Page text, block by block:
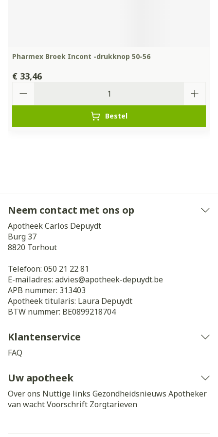
Pharmex Broek Incont -drukknop 50-56
€ 33,46
Bestel
Neem contact met ons op
Apotheek Carlos Depuydt
Burg 37
8820 Torhout
Telefoon: 050 21 22 81
E-mailadres: advies@apotheek-depuydt.be
APB nummer: 313403
Apotheek titularis: Laura Depuydt
BTW nummer: BE0899218704
Klantenservice
FAQ
Uw apotheek
Over ons Nuttige links Gezondheidsnieuws Apotheker
van wachtVoorschrift Zorgtarieven